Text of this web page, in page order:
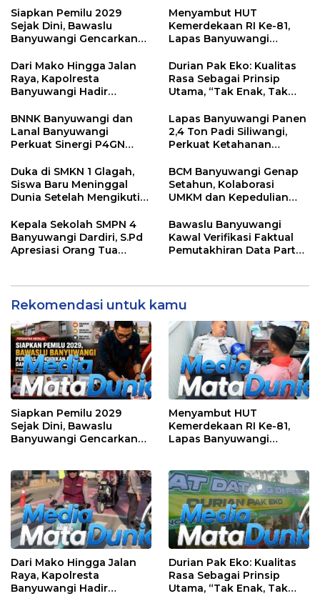
Siapkan Pemilu 2029
Sejak Dini, Bawaslu
Banyuwangi Gencarkan
Penguatan SDM
Menyambut HUT
Kemerdekaan RI Ke-81,
Lapas Banyuwangi
Donor Darah
Dari Mako Hingga Jalan
Raya, Kapolresta
Banyuwangi Hadir
dan Keselamatan
Masyarakat
Durian Pak Eko: Kualitas
Rasa Sebagai Prinsip
Utama, “Tak Enak, Tak
BNNK Banyuwangi dan
Lanal Banyuwangi
Perkuat Sinergi P4GN
Lapas Banyuwangi Panen
2,4 Ton Padi Siliwangi,
Perkuat Ketahanan
Duka di SMKN 1 Glagah,
Siswa Baru Meninggal
Dunia Setelah Mengikuti
BCM Banyuwangi Genap
Setahun, Kolaborasi
UMKM dan Kepedulian
Anniversary
Kepala Sekolah SMPN 4
Banyuwangi Dardiri, S.Pd
Apresiasi Orang Tua
Depan Gerbang Sekolah
Bawaslu Banyuwangi
Kawal Verifikasi Faktual
Pemutakhiran Data Partai
Rekomendasi untuk kamu
Siapkan Pemilu 2029
Sejak Dini, Bawaslu
Banyuwangi Gencarkan
Menyambut HUT
Kemerdekaan RI Ke-81,
Lapas Banyuwangi
Dari Mako Hingga Jalan
Raya, Kapolresta
Banyuwangi Hadir
Durian Pak Eko: Kualitas
Rasa Sebagai Prinsip
Utama, “Tak Enak, Tak